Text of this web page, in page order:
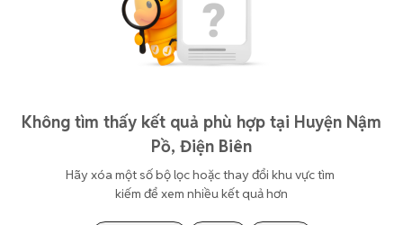
Không tìm thấy kết quả phù hợp tại Huyện Nậm
Pồ, Điện Biên
Hãy xóa một số bộ lọc hoặc thay đổi khu vực tìm
kiếm để xem nhiều kết quả hơn